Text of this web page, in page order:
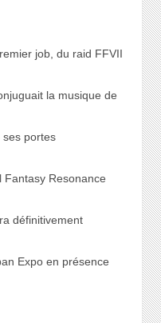
job, du raid FFVII
la musique de
ses portes
Fantasy Resonance
définitivement
Expo en présence